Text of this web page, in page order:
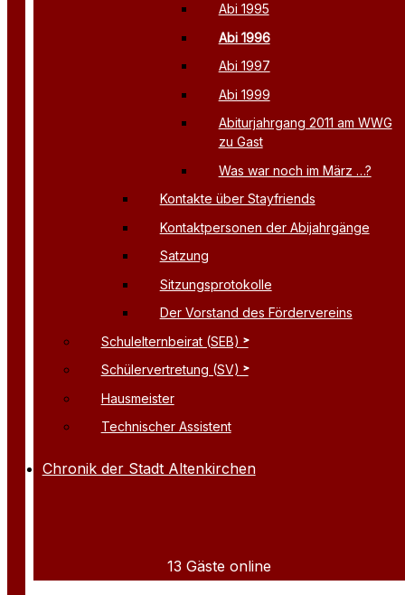
Abi 1995
Abi 1996
Abi 1997
Abi 1999
Abiturjahrgang 2011 am WWG
zu Gast
Was war noch im März …?
Kontakte über Stayfriends
Kontaktpersonen der Abijahrgänge
Satzung
Sitzungsprotokolle
Der Vorstand des Fördervereins
Schulelternbeirat (SEB)
Schülervertretung (SV)
Hausmeister
Technischer Assistent
Chronik der Stadt Altenkirchen
13 Gäste online